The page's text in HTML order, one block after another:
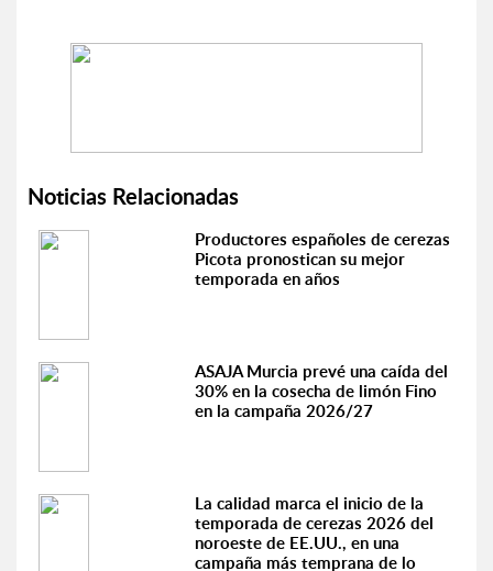
Noticias Relacionadas
Productores españoles de cerezas
Picota pronostican su mejor
temporada en años
ASAJA Murcia prevé una caída del
30% en la cosecha de limón Fino
en la campaña 2026/27
La calidad marca el inicio de la
temporada de cerezas 2026 del
noroeste de EE.UU., en una
campaña más temprana de lo